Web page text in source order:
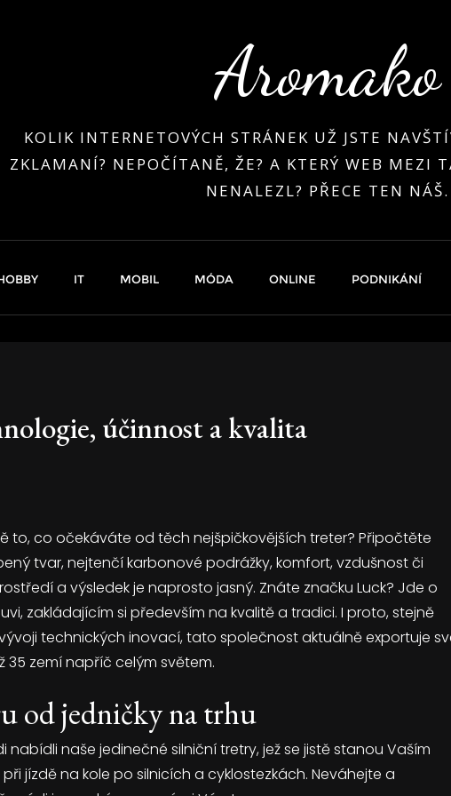
Aromako
KOLIK INTERNETOVÝCH STRÁNEK UŽ JSTE
ZKLAMANÍ? NEPOČÍTANĚ, ŽE? A KTERÝ WEB MEZI
NENALEZL? PŘECE TEN NÁŠ.
IT MOBIL MÓDA ONLINE PODNIKÁNÍ
účinnost a kvalita
to, co očekáváte od těch nejšpičkovějších treter? Připočtěte
tvar, nejtenčí karbonové podrážky, komfort, vzdušnost či
a výsledek je naprosto jasný. Znáte značku Luck? Jde o
zakládajícím si především na kvalitě a tradici. I proto, stejně
technických inovací, tato společnost aktuálně exportuje
35 zemí napříč celým světem.
od jedničky na trhu
nabídli naše jedinečné silniční tretry, jež se jistě stanou Vaším
jízdě na kole po silnicích a cyklostezkách. Neváhejte a